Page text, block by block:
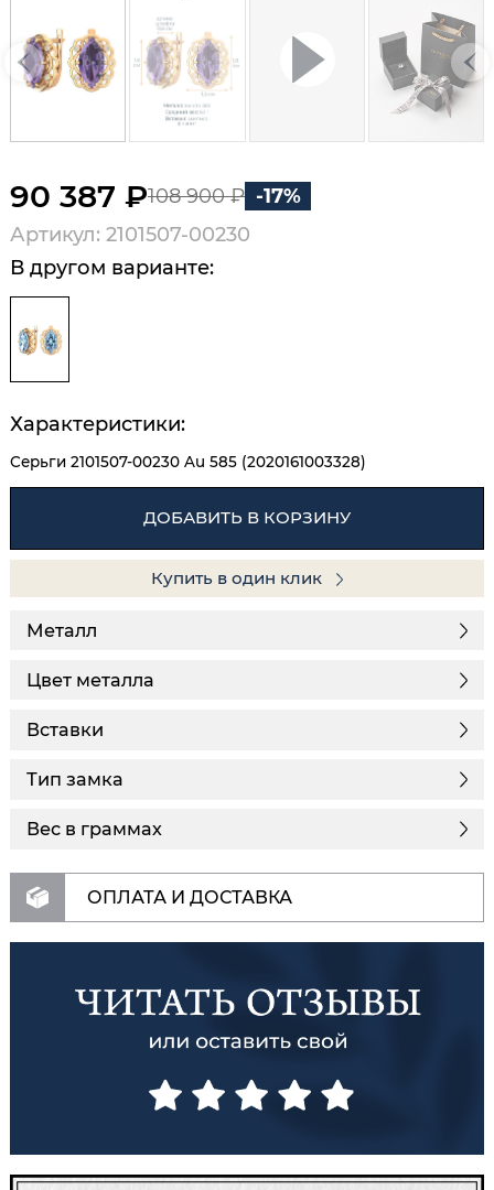
90 387 ₽108 900 ₽ -17%
Артикул: 2101507-00230
В другом варианте:
Характеристики:
Серьги 2101507-00230 Au 585 (2020161003328)
ДОБАВИТЬ В КОРЗИНУ
Купить в один клик
Металл
Цвет металла
Вставки
Тип замка
Вес в граммах
ОПЛАТА И ДОСТАВКА